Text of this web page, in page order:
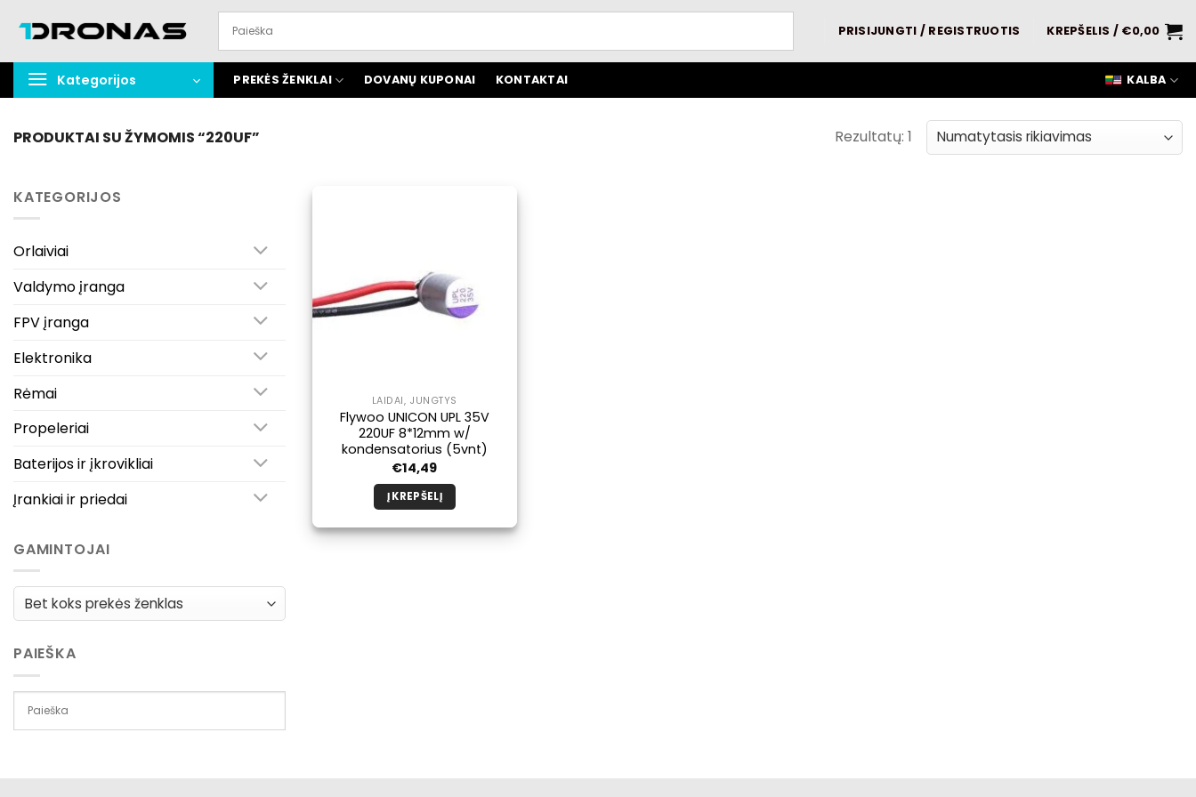
turinį
PRISIJUNGTI / REGISTRUOTIS KREPŠELIS / €0,00
Kategorijos PREKĖS ŽENKLAI DOVANŲ KUPONAI KONTAKTAI KALBA
PRODUKTAI SU ŽYMOMIS “220UF” Rezultatų: 1
KATEGORIJOS
Orlaiviai
Valdymo įranga
FPV įranga
Elektronika
Rėmai
Propeleriai
Baterijos ir įkrovikliai
Įrankiai ir priedai
GAMINTOJAI
PAIEŠKA
LAIDAI, JUNGTYS
Flywoo UNICON UPL 35V
220UF 8*12mm w/
kondensatorius (5vnt)
€14,49
Į KREPŠELĮ